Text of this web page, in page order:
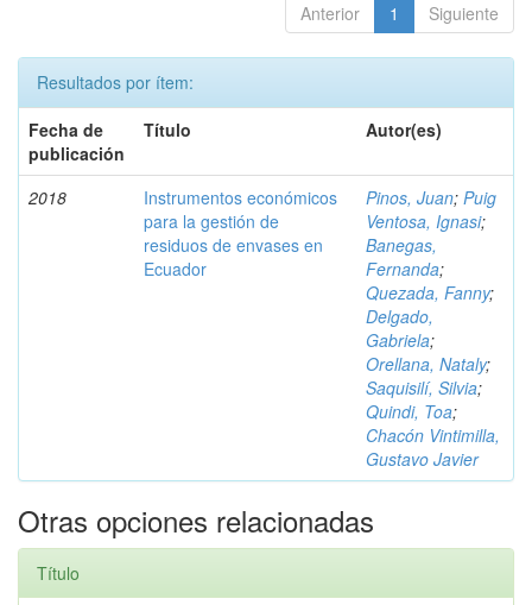
Anterior 1 Siguiente
Resultados por ítem:
Fecha de
publicación
Título Autor(es)
2018
Instrumentos económicos
para la gestión de
residuos de envases en
Ecuador
Pinos, Juan; Puig
Ventosa, Ignasi;
Banegas,
Fernanda;
Quezada, Fanny;
Delgado,
Gabriela;
Orellana, Nataly;
Saquisilí, Silvia;
Quindi, Toa;
Chacón Vintimilla,
Gustavo Javier
Otras opciones relacionadas
Título